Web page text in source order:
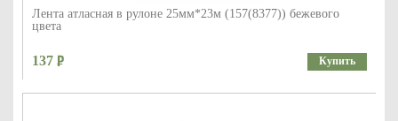
Лента атласная в рулоне 25мм*23м (157(8377)) бежевого
цвета
137 Купить